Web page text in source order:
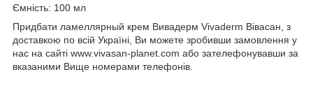
Ємність: 100 мл
Придбати ламеллярный крем Вивадерм Vivaderm Вівасан, з
доставкою по всій Україні, Ви можете зробивши замовлення у
нас на сайті www.vivasan-planet.com або зателефонувавши за
вказаними Вище номерами телефонів.